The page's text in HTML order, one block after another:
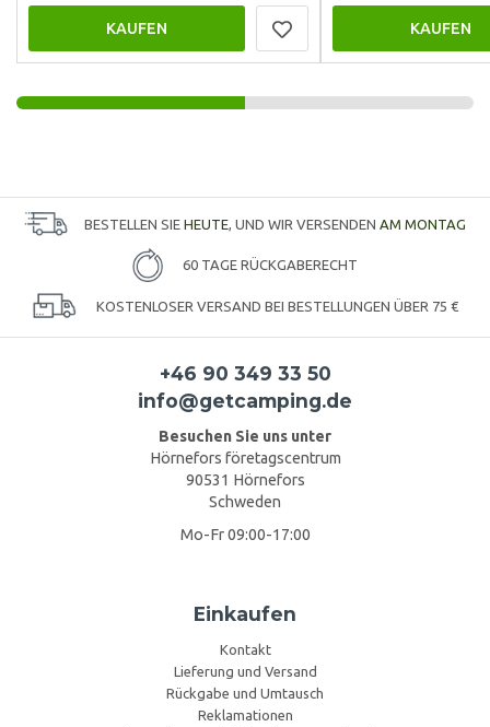
KAUFEN KAUFEN
BESTELLEN SIE HEUTE, UND WIR VERSENDEN AM MONTAG
60 TAGE RÜCKGABERECHT
KOSTENLOSER VERSAND BEI BESTELLUNGEN ÜBER 75 €
+46 90 349 33 50
info@getcamping.de
Besuchen Sie uns unter
Hörnefors företagscentrum
90531 Hörnefors
Schweden
Mo-Fr 09:00-17:00
Einkaufen
Kontakt
Lieferung und Versand
Rückgabe und Umtausch
Reklamationen